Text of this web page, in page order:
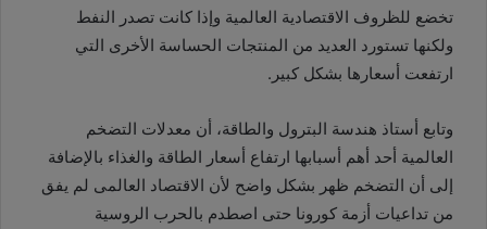
تخضع للظروف الاقتصادية العالمية وإذا كانت تصدر النفط
ولكنها تستورد العديد من المنتجات الحساسة الأخرى التي
ارتفعت أسعارها بشكل كبير .
وتابع أستاذ هندسة البترول والطاقة، أن معدلات التضخم
العالمية أحد أهم أسبابها ارتفاع أسعار الطاقة والغذاء بالإضافة
إلى أن التضخم ظهر بشكل واضح لأن الاقتصاد العالمى لم يفق
من تداعيات أزمة كورونا حتى اصطدم بالحرب الروسية